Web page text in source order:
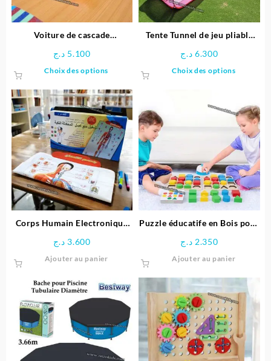
sur
la
page
Voiture de cascade
5.100 د.ج
Choix des options
a
plusieurs
variations.
Les
options
peuvent
être
choisies
sur
la
page
Tente Tunnel de jeu pliable
6.300 د.ج
Choix des options
Les
options
être
choisies
sur
la
page
Corps Humain Electronique
3.600 د.ج
Ajouter au panier
Puzzle éducatife en Bois pour
2.350 د.ج
Ajouter au panier